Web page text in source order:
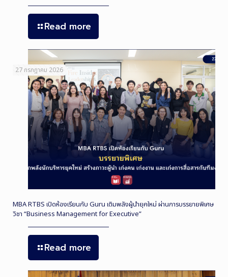
Read more
27 กรกฎาคม 2026
MBA RTBS เปิดห้องเรียนกับ Guru เติมพลังผู้นำยุคใหม่ ผ่านการบรรยายพิเศษ
วิชา “Business Management for Executive”
Read more